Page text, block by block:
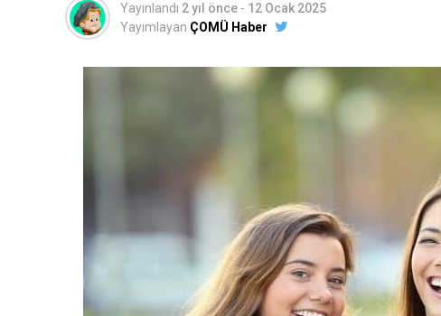
Yayınlandı 2 yıl önce - 12 Ocak 2025
Yayımlayan ÇOMÜ Haber